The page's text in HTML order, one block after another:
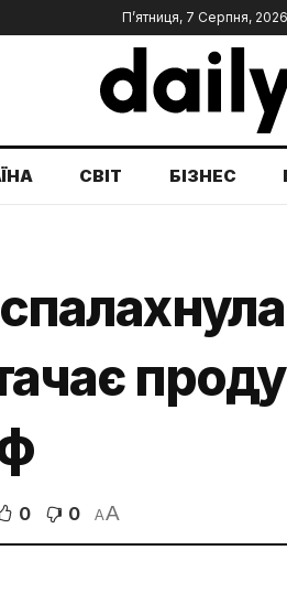
П’ятниця, 7 Серпня, 2026
СВІТ БІЗНЕС
0 0 AA